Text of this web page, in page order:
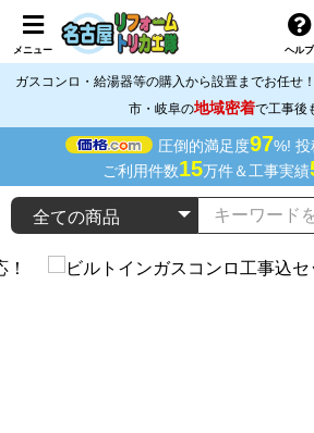
メニュー ヘルプ
ガスコンロ・給湯器等の購入から設置までお任せ
市・岐阜の地域密着で工事後
圧倒的満足度97%! 投
ご利用件数15万件＆工事実績